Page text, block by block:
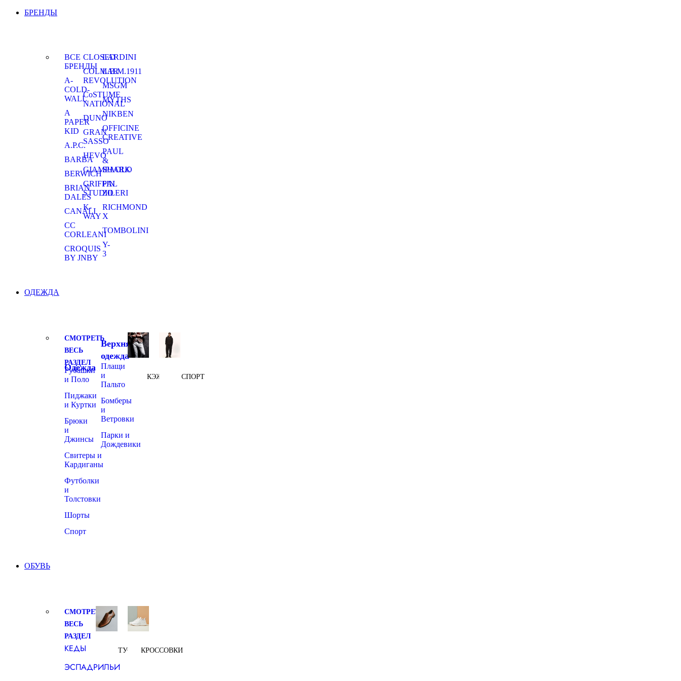
БРЕНДЫ
ВСЕ
БРЕНДЫ
A-
COLD-
WALL
A
PAPER
KID
A.P.C.
BARBA
BERWICH
BRIAN
DALES
CANALI
CC
CORLEANI
CROQUIS
BY JNBY
CLOSED
COLMAR
REVOLUTION
CoSTUME
NATIONAL
DUNO
GRAN
SASSO
HEVO
GIAMPAOLO
GRIFFIN
STUDIO
K-
WAY
LARDINI
L.B.M.1911
MSGM
MYTHS
NIKBEN
OFFICINE
CREATIVE
PAUL
&
SHARK
PAL
ZILERI
RICHMOND
X
TOMBOLINI
Y-
3
ОДЕЖДА
СМОТРЕТЬ
ВЕСЬ
РАЗДЕЛ
Одежда
Рубашки
и Поло
Пиджаки
и Куртки
Брюки
и
Джинсы
Свитеры и
Кардиганы
Футболки
и
Толстовки
Шорты
Спорт
Верхняя
одежда
Плащи
и
Пальто
Бомберы
и
Ветровки
Парки и
Дождевики
КЭЖУАЛ СПОРТ
ОБУВЬ
СМОТРЕТЬ
ВЕСЬ
РАЗДЕЛ
КЕДЫ
ЭСПАДРИЛЬИ
ТУФЛИКРОССОВКИ